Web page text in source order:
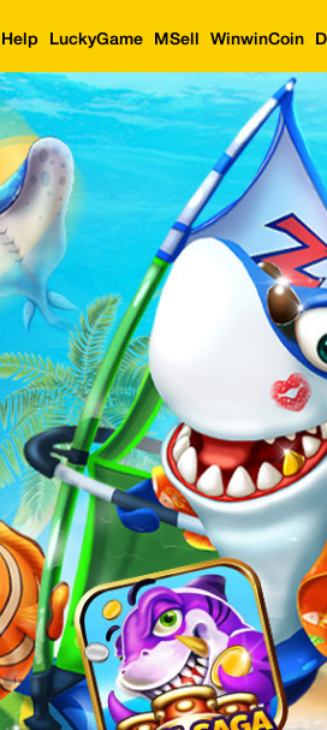
Help LuckyGame MSell WinwinCoin